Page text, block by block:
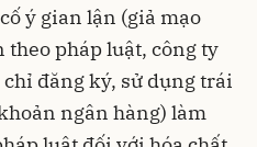
ý gian lận (giả mạo
pháp luật, công ty
đăng ký, sử dụng trái
ngân hàng) làm